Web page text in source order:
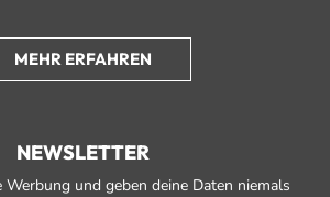
MEHR ERFAHREN
NEWSLETTER
Werbung und geben deine Daten niemals